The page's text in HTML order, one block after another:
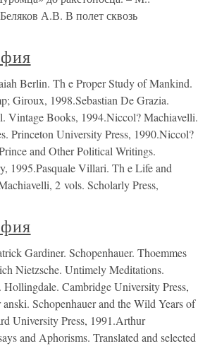
А.В. В полет сквозь
Berlin. Th e Proper Study of Mankind.
Giroux, 1998.Sebastian De Grazia.
Vintage Books, 1994.Niccol? Machiavelli.
Princeton University Press, 1990.Niccol?
and Other Political Writings.
1995.Pasquale Villari. Th e Life and
2 vols. Scholarly Press,
Gardiner. Schopenhauer. Thoemmes
Nietzsche. Untimely Meditations.
Hollingdale. Cambridge University Press,
Schopenhauer and the Wild Years of
University Press, 1991.Arthur
and Aphorisms. Translated and selected